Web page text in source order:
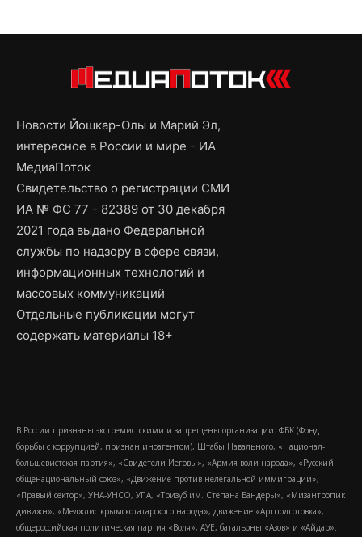
Новости Йошкар-Олы и Марий Эл,
интересное в России и мире - ИА
МедиаПоток
Свидетельство о регистрации СМИ
ИА № ФС 77 - 82389 от 30 декабря
2021 года выдано Федеральной
службы по надзору в сфере связи,
информационных технологий и
массовых коммуникаций
Отдельные публикации могут
содержать материалы 18+
В России признаны экстремистскими и запрещены организации: ФБК (Фонд
борьбы с коррупцией, признан иноагентом), Штабы Навального, «Национал-
большевистская партия», «Свидетели Иеговы», «Армия воли народа», «Русский
общенациональный союз», «Движение против нелегальной иммиграции»,
«Правый сектор», УНА-УНСО, УПА, «Тризуб им. Степана Бандеры», «Мизантропик
дивижн», «Меджлис крымскотатарского народа», движение «Артподготовка»,
общероссийская политическая партия «Воля», АУЕ, батальоны «Азов» и «Айдар».